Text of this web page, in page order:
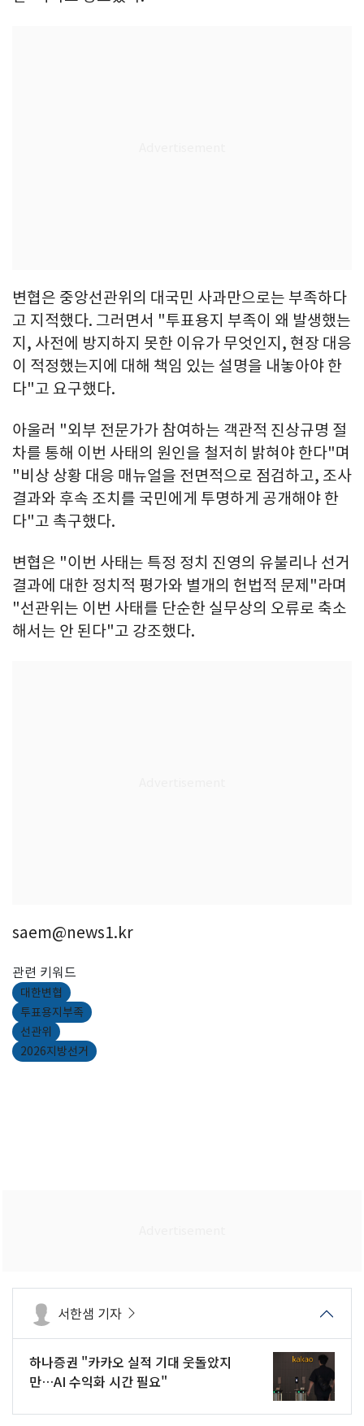
변협은 중앙선관위의 대국민 사과만으로는 부족하다
고 지적했다. 그러면서 "투표용지 부족이 왜 발생했는
지, 사전에 방지하지 못한 이유가 무엇인지, 현장 대응
이 적정했는지에 대해 책임 있는 설명을 내놓아야 한
다"고 요구했다.
아울러 "외부 전문가가 참여하는 객관적 진상규명 절
차를 통해 이번 사태의 원인을 철저히 밝혀야 한다"며
"비상 상황 대응 매뉴얼을 전면적으로 점검하고, 조사
결과와 후속 조치를 국민에게 투명하게 공개해야 한
다"고 촉구했다.
변협은 "이번 사태는 특정 정치 진영의 유불리나 선거
결과에 대한 정치적 평가와 별개의 헌법적 문제"라며
"선관위는 이번 사태를 단순한 실무상의 오류로 축소
해서는 안 된다"고 강조했다.
saem@news1.kr
관련 키워드
대한변협
투표용지부족
선관위
2026지방선거
서한샘 기자
하나증권 "카카오 실적 기대 웃돌았지
만…AI 수익화 시간 필요"